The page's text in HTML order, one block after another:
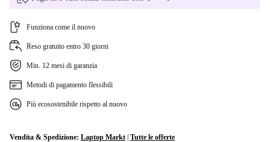
Funziona come il nuovo
Reso gratuito entro 30 giorni
Min. 12 mesi di garanzia
Metodi di pagamento flessibili
Più ecosostenibile rispetto al nuovo
Vendita & Spedizione: Laptop Markt Tutte le offerte